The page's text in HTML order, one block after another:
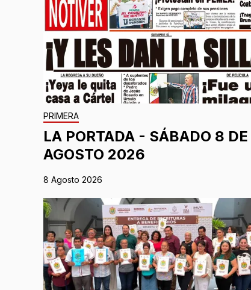
PRIMERA
LA PORTADA - SÁBADO 8 DE
AGOSTO 2026
8 Agosto 2026